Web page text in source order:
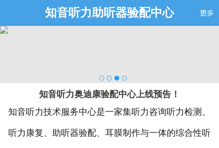
知音听力助听器验配中心
知音听力奥迪康验配中心上线预告！
知音听力技术服务中心是一家集听力咨询听力检测、
听力康复、助听器验配、耳膜制作与一体的综合性听